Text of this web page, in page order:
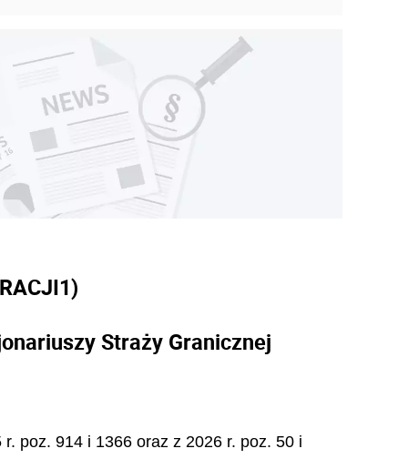
1)
Straży Granicznej
poz. 914 i 1366 oraz z 2026 r. poz. 50 i